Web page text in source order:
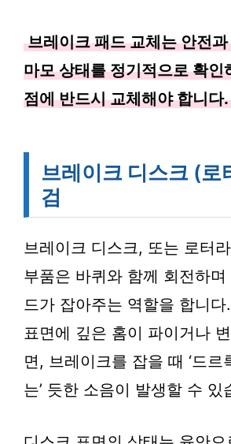
브레이크 패드 교체는 안전
마모 상태를 정기적으로 확인
점에 반드시 교체해야 합니다.
브레이크 디스크 (로
검
브레이크 디스크, 또는 로터
부품은 바퀴와 함께 회전하며
드가 잡아주는 역할을 합니
표면에 깊은 홈이 파이거나
면, 브레이크를 잡을 때 ‘드르
는’ 듯한 소음이 발생할 수 있